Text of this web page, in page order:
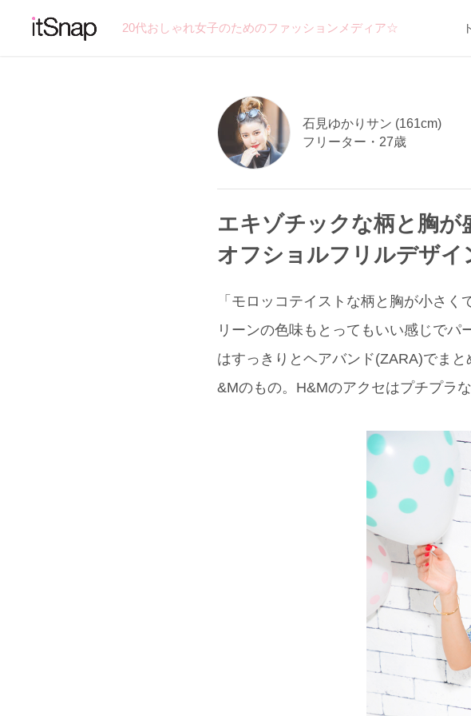
20代おしゃれ女子のためのファッションメディア☆
石見ゆかりサン (161cm)
フリーター・27歳
エキゾチックな柄と胸が
オフショルフリルデザイ
「モロッコテイストな柄と胸が小さ
リーンの色味もとってもいい感じで
はすっきりとヘアバンド(ZARA)でま
&Mのもの。H&Mのアクセはプチプラ